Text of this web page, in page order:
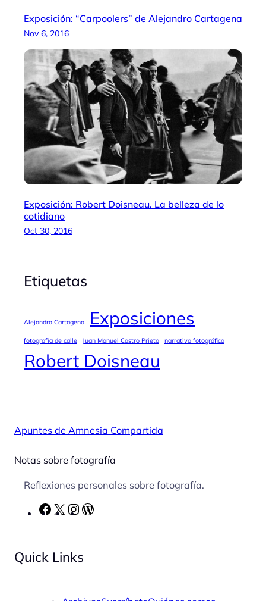
Exposición: “Carpoolers” de Alejandro Cartagena
Nov 6, 2016
Exposición: Robert Doisneau. La belleza de lo
cotidiano
Oct 30, 2016
Etiquetas
Alejandro Cartagena Exposiciones
fotografía de calle Juan Manuel Castro Prieto narrativa fotográfica
Robert Doisneau
Apuntes de Amnesia Compartida
Notas sobre fotografía
Reflexiones personales sobre fotografía.
F
e
X
I
t
Quick Links